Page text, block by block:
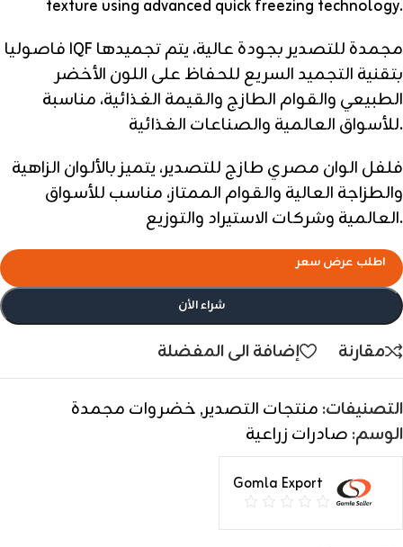
texture using advanced quick freezing technology.
فاصوليا IQF مجمدة للتصدير بجودة عالية، يتم تجميدها
بتقنية التجميد السريع للحفاظ على اللون الأخضر
الطبيعي والقوام الطازج والقيمة الغذائية، مناسبة
للأسواق العالمية والصناعات الغذائية.
فلفل الوان مصري طازج للتصدير، يتميز بالألوان الزاهية
والطزاجة العالية والقوام الممتاز، مناسب للأسواق
العالمية وشركات الاستيراد والتوزيع.
اطلب عرض سعر
شراء الأن
مقارنة إضافة الى المفضلة
التصنيفات: منتجات التصدير, خضروات مجمدة
الوسم: صادرات زراعية
Gomla Export